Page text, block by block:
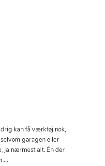
kan få værktøj nok,
garagen eller
ja nærmest alt. Én der